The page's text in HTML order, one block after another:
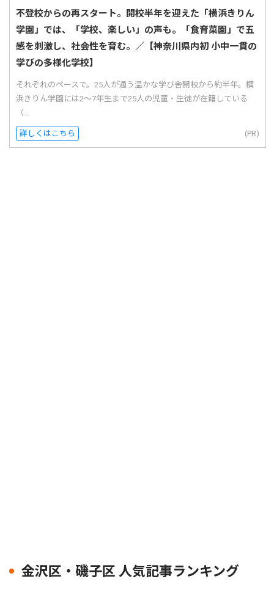
不登校からの再スタート。開校半年を迎えた「横浜きりん
学園」では、「学校、楽しい」の声も。「食育菜園」で五
感を刺激し、社会性を育む。／【神奈川県内初 小中一貫の
学びの多様化学校】
それぞれのペースで。25人が通う温かな学び舎開校から約半年。横
浜きりん学園には2〜7年生まで25人の児童・生徒が在籍している
（...
詳しくはこちら (PR)
金沢区・磯子区 人気記事ランキング